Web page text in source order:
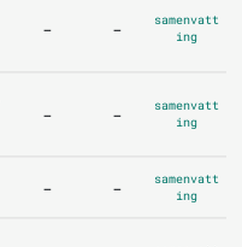
- -
samenvatt
ing
- -
samenvatt
ing
- -
samenvatt
ing